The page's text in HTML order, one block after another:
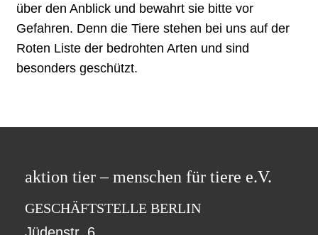
über den Anblick und bewahrt sie bitte vor
Gefahren. Denn die Tiere stehen bei uns auf der
Roten Liste der bedrohten Arten und sind
besonders geschützt.
aktion tier – menschen für tiere e.V.
GESCHÄFTSTELLE BERLIN
Jüdenstr. 6